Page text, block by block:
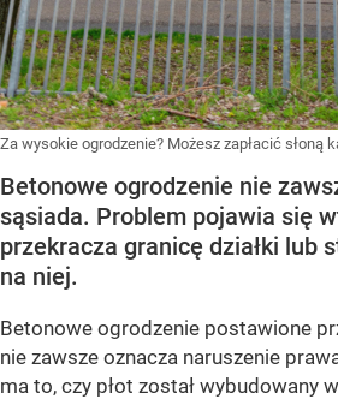
Za wysokie ogrodzenie? Możesz zapłacić słoną
Betonowe ogrodzenie nie
sąsiada. Problem pojawia się
przekracza granicę działki lub
na niej.
Betonowe ogrodzenie postawione
nie zawsze oznacza naruszenie
ma to, czy płot został wybudowany